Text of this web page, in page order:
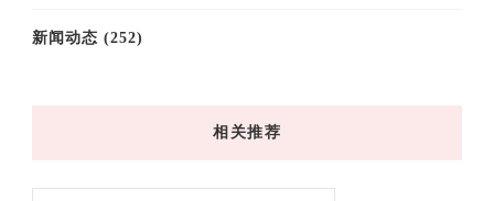
新闻动态 (252)
相关推荐